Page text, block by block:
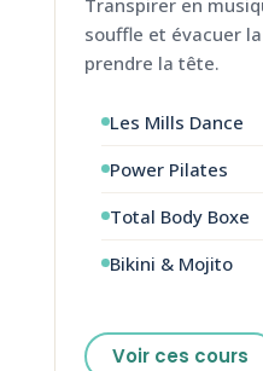
souffle et évacuer
prendre la tête.
Les Mills Dance
Power Pilates
Total Body Boxe
Bikini & Mojito
Voir ces cours